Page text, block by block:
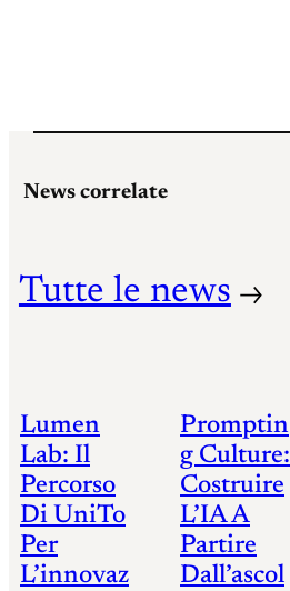
News correlate
Tutte le news
Lumen
Lab: Il
Percorso
Di UniTo
Per
L’innovaz
Promptin
G Culture:
Costruire
L’IA A
Partire
Dall’ascol